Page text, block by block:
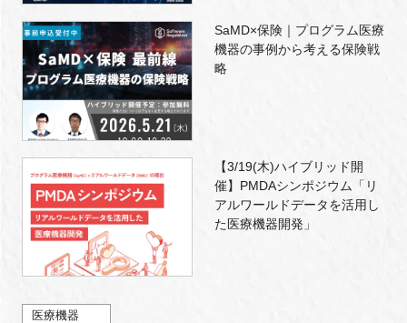
SaMD×保険｜プログラム医療
機器の事例から考える保険戦
略
【3/19(木)ハイブリッド開
催】PMDAシンポジウム「リ
アルワールドデータを活用し
た医療機器開発」
医療機器